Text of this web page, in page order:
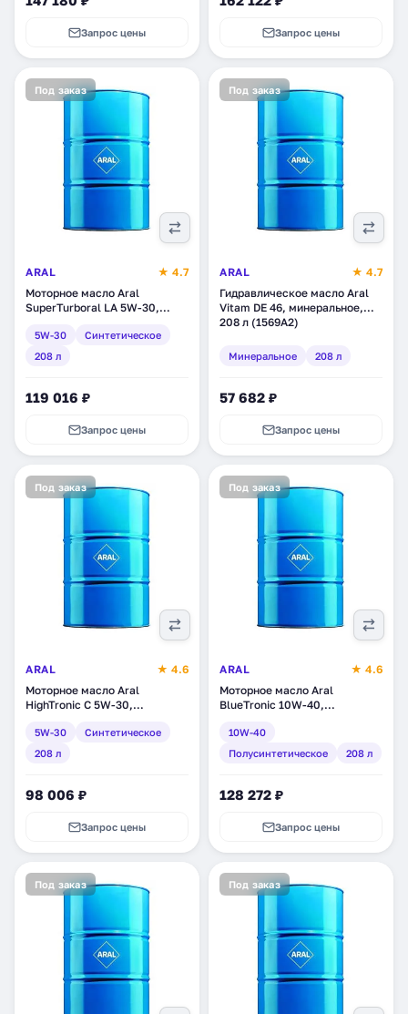
Запрос цены Запрос цены
Под заказ
ARAL
★ 4.7
Моторное масло Aral
SuperTurboral LA 5W-30,
5W-30
Синтетическое
208 л
119 016 ₽
Запрос цены
Под заказ
ARAL
★ 4.7
Гидравлическое масло Aral
Vitam DE 46, минеральное,
208 л (1569A2)
Минеральное 208 л
57 682 ₽
Запрос цены
Под заказ
ARAL
★ 4.6
Моторное масло Aral
HighTronic C 5W-30,
(154F51)
5W-30
Синтетическое
208 л
98 006 ₽
Запрос цены
Под заказ
ARAL
★ 4.6
Моторное масло Aral
BlueTronic 10W-40,
(20480)
10W-40
Полусинтетическое
208 л
128 272 ₽
Запрос цены
Под заказ Под заказ